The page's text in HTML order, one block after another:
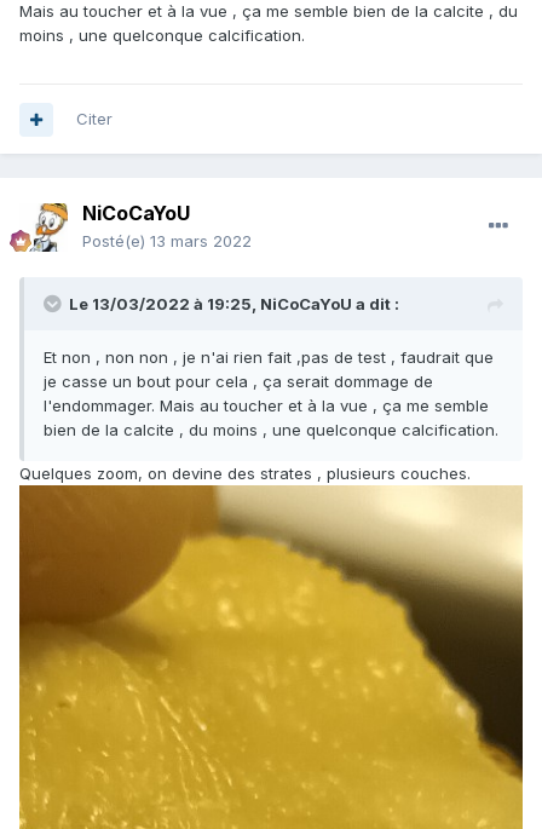
Mais au toucher et à la vue , ça me semble bien de la calcite , du
moins , une quelconque calcification.
Citer
NiCoCaYoU
Posté(e) 13 mars 2022
Le 13/03/2022 à 19:25, NiCoCaYoU a dit :
Et non , non non , je n'ai rien fait ,pas de test , faudrait que
je casse un bout pour cela , ça serait dommage de
l'endommager. Mais au toucher et à la vue , ça me semble
bien de la calcite , du moins , une quelconque calcification.
Quelques zoom, on devine des strates , plusieurs couches.